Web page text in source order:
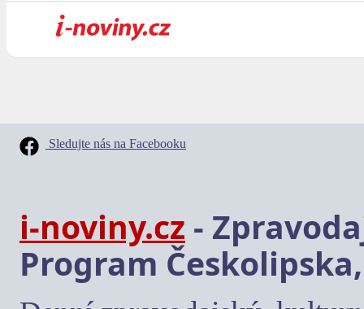
Sledujte nás na Facebooku
i-noviny.cz -
Program